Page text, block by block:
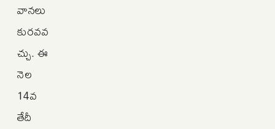
వానలు
కురవవ
చ్చు. ఈ
నెల
14వ
తేదీ